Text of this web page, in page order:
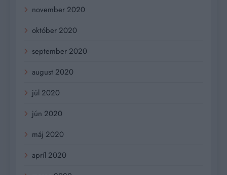
november 2020
október 2020
september 2020
august 2020
júl 2020
jún 2020
máj 2020
apríl 2020